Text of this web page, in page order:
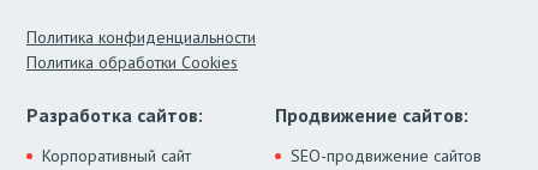
Политика конфиденциальности
Политика обработки Cookies
Разработка сайтов:
Корпоративный сайт
Продвижение сайтов:
SEO-продвижение сайтов